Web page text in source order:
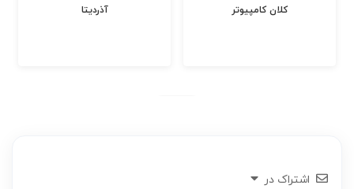
آذردیتا کلان کامپیوتر
اشتراک در